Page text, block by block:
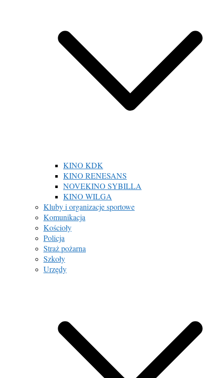
KINO KDK
KINO RENESANS
NOVEKINO SYBILLA
KINO WILGA
Kluby i organizacje sportowe
Komunikacja
Kościoły
Policja
Straż pożarna
Szkoły
Urzędy